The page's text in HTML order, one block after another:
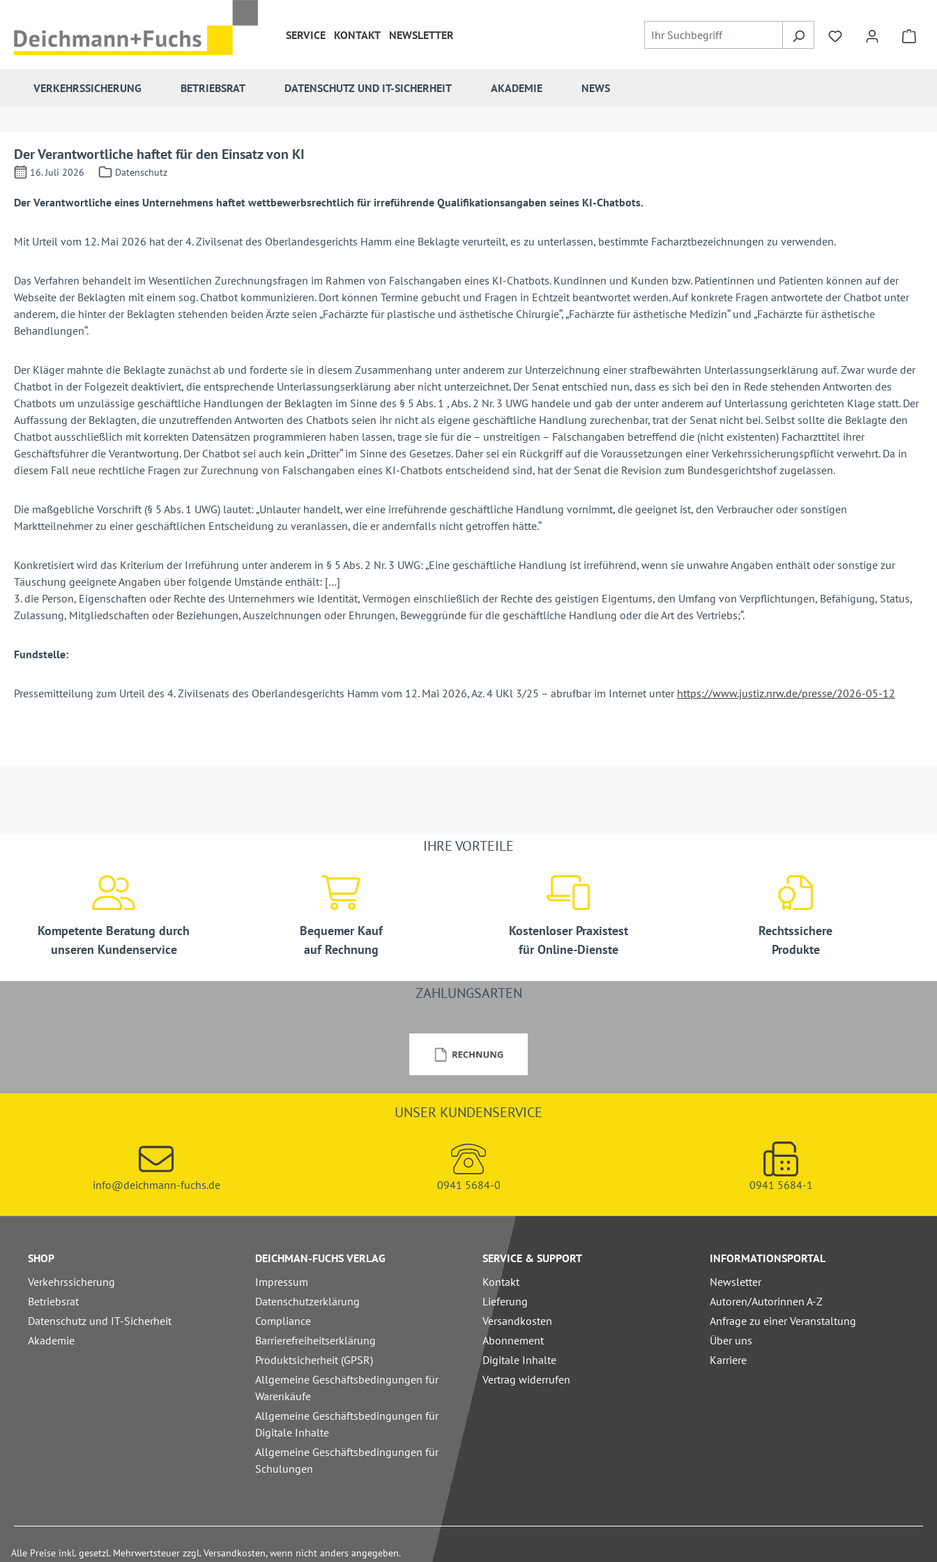
SERVICE
KONTAKT NEWSLETTER
VERKEHRSSICHERUNG BETRIEBSRAT DATENSCHUTZ UND IT-SICHERHEIT AKADEMIE NEWS
Der Verantwortliche haftet für den Einsatz von KI
16. Juli 2026 Datenschutz
Der Verantwortliche eines Unternehmens haftet wettbewerbsrechtlich für irreführende Qualifikationsangaben seines KI-Chatbots.
Mit Urteil vom 12. Mai 2026 hat der 4. Zivilsenat des Oberlandesgerichts Hamm eine Beklagte verurteilt, es zu unterlassen, bestimmte Facharztbezeichnungen zu verwenden.
Das Verfahren behandelt im Wesentlichen Zurechnungsfragen im Rahmen von Falschangaben eines KI-Chatbots. Kundinnen und Kunden bzw. Patientinnen und Patienten können auf der
Webseite der Beklagten mit einem sog. Chatbot kommunizieren. Dort können Termine gebucht und Fragen in Echtzeit beantwortet werden. Auf konkrete Fragen antwortete der Chatbot unter
anderem, die hinter der Beklagten stehenden beiden Ärzte seien „Fachärzte für plastische und ästhetische Chirurgie“, „Fachärzte für ästhetische Medizin“ und „Fachärzte für ästhetische
Behandlungen“.
Der Kläger mahnte die Beklagte zunächst ab und forderte sie in diesem Zusammenhang unter anderem zur Unterzeichnung einer strafbewährten Unterlassungserklärung auf. Zwar wurde der
Chatbot in der Folgezeit deaktiviert, die entsprechende Unterlassungserklärung aber nicht unterzeichnet. Der Senat entschied nun, dass es sich bei den in Rede stehenden Antworten des
Chatbots um unzulässige geschäftliche Handlungen der Beklagten im Sinne des § 5 Abs. 1 , Abs. 2 Nr. 3 UWG handele und gab der unter anderem auf Unterlassung gerichteten Klage statt. Der
Auffassung der Beklagten, die unzutreffenden Antworten des Chatbots seien ihr nicht als eigene geschäftliche Handlung zurechenbar, trat der Senat nicht bei. Selbst sollte die Beklagte den
Chatbot ausschließlich mit korrekten Datensätzen programmieren haben lassen, trage sie für die – unstreitigen – Falschangaben betreffend die (nicht existenten) Facharzttitel ihrer
Geschäftsführer die Verantwortung. Der Chatbot sei auch kein „Dritter“ im Sinne des Gesetzes. Daher sei ein Rückgriff auf die Voraussetzungen einer Verkehrssicherungspflicht verwehrt. Da in
diesem Fall neue rechtliche Fragen zur Zurechnung von Falschangaben eines KI-Chatbots entscheidend sind, hat der Senat die Revision zum Bundesgerichtshof zugelassen.
Die maßgebliche Vorschrift (§ 5 Abs. 1 UWG) lautet: „Unlauter handelt, wer eine irreführende geschäftliche Handlung vornimmt, die geeignet ist, den Verbraucher oder sonstigen
Marktteilnehmer zu einer geschäftlichen Entscheidung zu veranlassen, die er andernfalls nicht getroffen hätte.“
Konkretisiert wird das Kriterium der Irreführung unter anderem in § 5 Abs. 2 Nr. 3 UWG: „Eine geschäftliche Handlung ist irreführend, wenn sie unwahre Angaben enthält oder sonstige zur
Täuschung geeignete Angaben über folgende Umstände enthält: […]
3. die Person, Eigenschaften oder Rechte des Unternehmers wie Identität, Vermögen einschließlich der Rechte des geistigen Eigentums, den Umfang von Verpflichtungen, Befähigung, Status,
Zulassung, Mitgliedschaften oder Beziehungen, Auszeichnungen oder Ehrungen, Beweggründe für die geschäftliche Handlung oder die Art des Vertriebs;“.
Fundstelle:
Pressemitteilung zum Urteil des 4. Zivilsenats des Oberlandesgerichts Hamm vom 12. Mai 2026, Az. 4 UKl 3/25 – abrufbar im Internet unter https://www.justiz.nrw.de/presse/2026-05-12
IHRE VORTEILE
Kompetente Beratung durch
unseren Kundenservice
Bequemer Kauf
auf Rechnung
Kostenloser Praxistest
für Online-Dienste
Rechtssichere
Produkte
ZAHLUNGSARTEN
UNSER KUNDENSERVICE
info@deichmann-fuchs.de 0941 5684-0 0941 5684-1
SHOP
Verkehrssicherung
Betriebsrat
Datenschutz und IT-Sicherheit
Akademie
DEICHMAN-FUCHS VERLAG
Impressum
Datenschutzerklärung
Compliance
Barrierefreiheitserklärung
Produktsicherheit (GPSR)
Allgemeine Geschäftsbedingungen für
Warenkäufe
Allgemeine Geschäftsbedingungen für
Digitale Inhalte
Allgemeine Geschäftsbedingungen für
Schulungen
SERVICE & SUPPORT
Kontakt
Lieferung
Versandkosten
Abonnement
Digitale Inhalte
Vertrag widerrufen
INFORMATIONSPORTAL
Newsletter
Autoren/Autorinnen A-Z
Anfrage zu einer Veranstaltung
Über uns
Karriere
Alle Preise inkl. gesetzl. Mehrwertsteuer zzgl. Versandkosten, wenn nicht anders angegeben.